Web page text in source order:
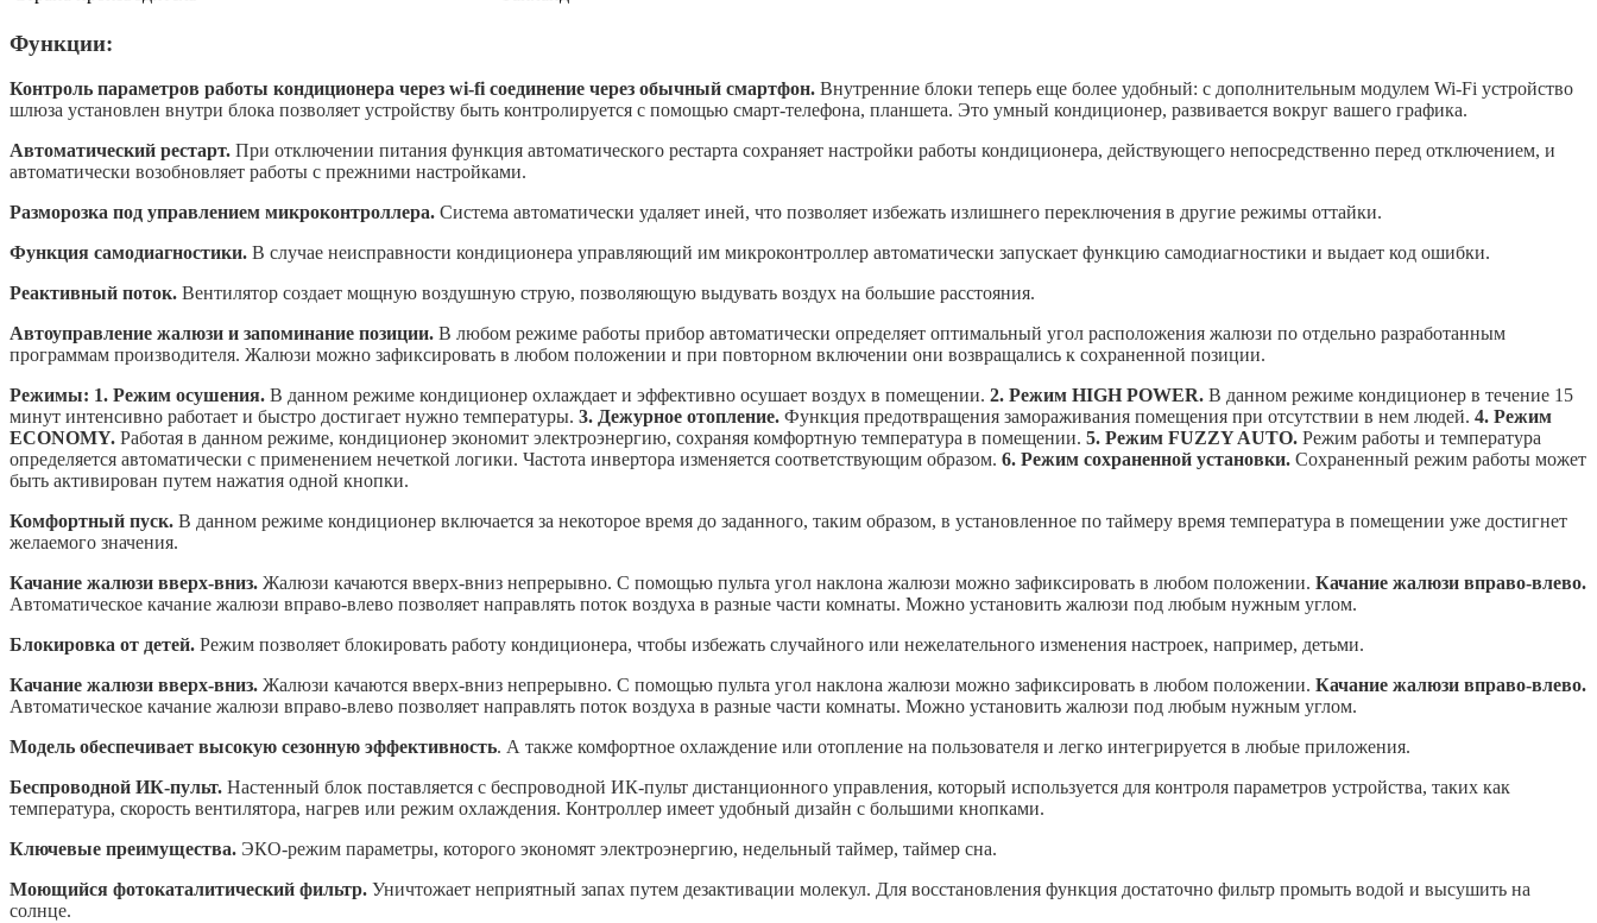
Функции:
Контроль параметров работы кондиционера через wi-fi соединение через обычный смартфон. Внутренние блоки теперь еще более удобный: с дополнительным модулем Wi-Fi устройство
шлюза установлен внутри блока позволяет устройству быть контролируется с помощью смарт-телефона, планшета. Это умный кондиционер, развивается вокруг вашего графика.
Автоматический рестарт. При отключении питания функция автоматического рестарта сохраняет настройки работы кондиционера, действующего непосредственно перед отключением, и
автоматически возобновляет работы с прежними настройками.
Разморозка под управлением микроконтроллера. Система автоматически удаляет иней, что позволяет избежать излишнего переключения в другие режимы оттайки.
Функция самодиагностики. В случае неисправности кондиционера управляющий им микроконтроллер автоматически запускает функцию самодиагностики и выдает код ошибки.
Реактивный поток. Вентилятор создает мощную воздушную струю, позволяющую выдувать воздух на большие расстояния.
Автоуправление жалюзи и запоминание позиции. В любом режиме работы прибор автоматически определяет оптимальный угол расположения жалюзи по отдельно разработанным
программам производителя. Жалюзи можно зафиксировать в любом положении и при повторном включении они возвращались к сохраненной позиции.
Режимы: 1. Режим осушения. В данном режиме кондиционер охлаждает и эффективно осушает воздух в помещении. 2. Режим HIGH POWER. В данном режиме кондиционер в течение 15
минут интенсивно работает и быстро достигает нужно температуры. 3. Дежурное отопление. Функция предотвращения замораживания помещения при отсутствии в нем людей. 4. Режим
ECONOMY. Работая в данном режиме, кондиционер экономит электроэнергию, сохраняя комфортную температура в помещении. 5. Режим FUZZY AUTO. Режим работы и температура
определяется автоматически с применением нечеткой логики. Частота инвертора изменяется соответствующим образом. 6. Режим сохраненной установки. Сохраненный режим работы может
быть активирован путем нажатия одной кнопки.
Комфортный пуск. В данном режиме кондиционер включается за некоторое время до заданного, таким образом, в установленное по таймеру время температура в помещении уже достигнет
желаемого значения.
Качание жалюзи вверх-вниз. Жалюзи качаются вверх-вниз непрерывно. С помощью пульта угол наклона жалюзи можно зафиксировать в любом положении. Качание жалюзи вправо-влево.
Автоматическое качание жалюзи вправо-влево позволяет направлять поток воздуха в разные части комнаты. Можно установить жалюзи под любым нужным углом.
Блокировка от детей. Режим позволяет блокировать работу кондиционера, чтобы избежать случайного или нежелательного изменения настроек, например, детьми.
Качание жалюзи вверх-вниз. Жалюзи качаются вверх-вниз непрерывно. С помощью пульта угол наклона жалюзи можно зафиксировать в любом положении. Качание жалюзи вправо-влево.
Автоматическое качание жалюзи вправо-влево позволяет направлять поток воздуха в разные части комнаты. Можно установить жалюзи под любым нужным углом.
Модель обеспечивает высокую сезонную эффективность. А также комфортное охлаждение или отопление на пользователя и легко интегрируется в любые приложения.
Беспроводной ИК-пульт. Настенный блок поставляется с беспроводной ИК-пульт дистанционного управления, который используется для контроля параметров устройства, таких как
температура, скорость вентилятора, нагрев или режим охлаждения. Контроллер имеет удобный дизайн с большими кнопками.
Ключевые преимущества. ЭКО-режим параметры, которого экономят электроэнергию, недельный таймер, таймер сна.
Моющийся фотокаталитический фильтр. Уничтожает неприятный запах путем дезактивации молекул. Для восстановления функция достаточно фильтр промыть водой и высушить на
солнце.